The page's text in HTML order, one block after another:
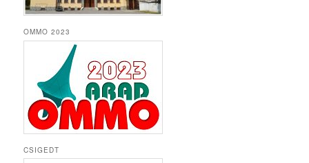
OMMO 2023
CSIGEDT